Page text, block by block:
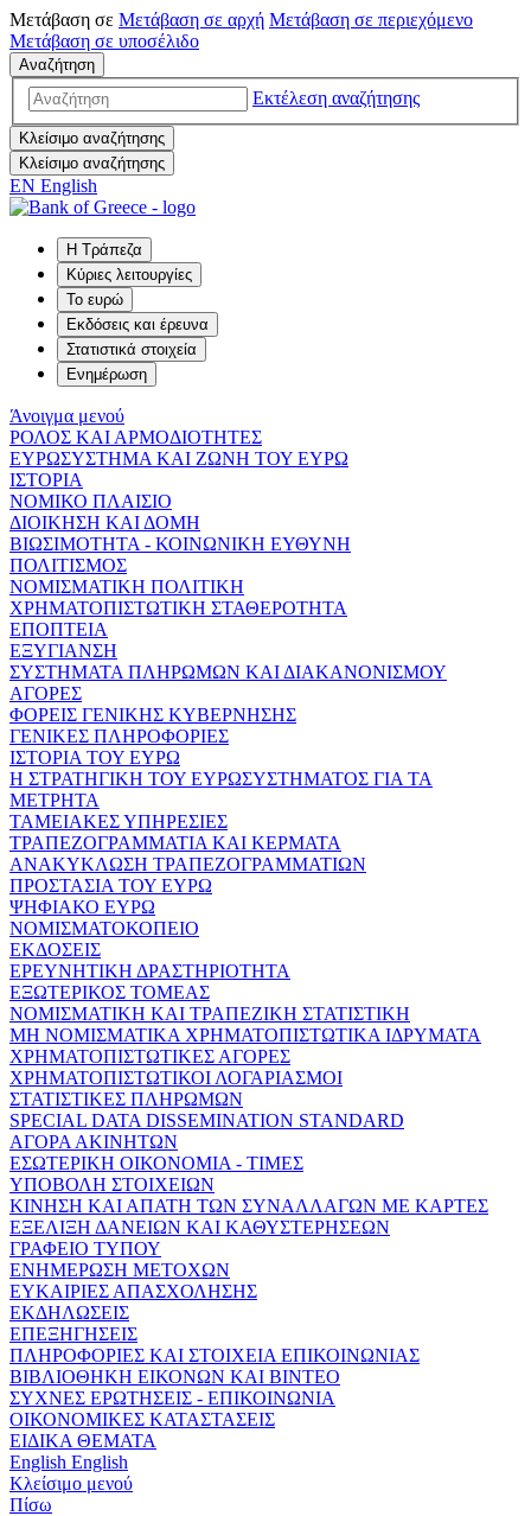
Μετάβαση σε Μετάβαση σε αρχή Μετάβαση σε περιεχόμενο
Μετάβαση σε υποσέλιδο
Αναζήτηση
Εκτέλεση αναζήτησης
Κλείσιμο αναζήτησης
Κλείσιμο αναζήτησης
EN English
Η Τράπεζα
Κύριες λειτουργίες
Το ευρώ
Εκδόσεις και έρευνα
Στατιστικά στοιχεία
Ενημέρωση
Άνοιγμα μενού
ΡΟΛΟΣ ΚΑΙ ΑΡΜΟΔΙΟΤΗΤΕΣ
ΕΥΡΩΣΥΣΤΗΜΑ ΚΑΙ ΖΩΝΗ ΤΟΥ ΕΥΡΩ
ΙΣΤΟΡΙΑ
ΝΟΜΙΚΟ ΠΛΑΙΣΙΟ
ΔΙΟΙΚΗΣΗ ΚΑΙ ΔΟΜΗ
ΒΙΩΣΙΜΟΤΗΤΑ - ΚΟΙΝΩΝΙΚΗ ΕΥΘΥΝΗ
ΠΟΛΙΤΙΣΜΟΣ
ΝΟΜΙΣΜΑΤΙΚΗ ΠΟΛΙΤΙΚΗ
ΧΡΗΜΑΤΟΠΙΣΤΩΤΙΚΗ ΣΤΑΘΕΡΟΤΗΤΑ
ΕΠΟΠΤΕΙΑ
ΕΞΥΓΙΑΝΣΗ
ΣΥΣΤΗΜΑΤΑ ΠΛΗΡΩΜΩΝ ΚΑΙ ΔΙΑΚΑΝΟΝΙΣΜΟΥ
ΑΓΟΡΕΣ
ΦΟΡΕΙΣ ΓΕΝΙΚΗΣ ΚΥΒΕΡΝΗΣΗΣ
ΓΕΝΙΚΕΣ ΠΛΗΡΟΦΟΡΙΕΣ
ΙΣΤΟΡΙΑ ΤΟΥ ΕΥΡΩ
Η ΣΤΡΑΤΗΓΙΚΗ ΤΟΥ ΕΥΡΩΣΥΣΤΗΜΑΤΟΣ ΓΙΑ ΤΑ
ΜΕΤΡΗΤΑ
ΤΑΜΕΙΑΚΕΣ ΥΠΗΡΕΣΙΕΣ
ΤΡΑΠΕΖΟΓΡΑΜΜΑΤΙΑ ΚΑΙ ΚΕΡΜΑΤΑ
ΑΝΑΚΥΚΛΩΣΗ ΤΡΑΠΕΖΟΓΡΑΜΜΑΤΙΩΝ
ΠΡΟΣΤΑΣΙΑ ΤΟΥ ΕΥΡΩ
ΨΗΦΙΑΚΟ ΕΥΡΩ
ΝΟΜΙΣΜΑΤΟΚΟΠΕΙΟ
ΕΚΔΟΣΕΙΣ
ΕΡΕΥΝΗΤΙΚΗ ΔΡΑΣΤΗΡΙΟΤΗΤΑ
ΕΞΩΤΕΡΙΚΟΣ ΤΟΜΕΑΣ
ΝΟΜΙΣΜΑΤΙΚΗ ΚΑΙ ΤΡΑΠΕΖΙΚΗ ΣΤΑΤΙΣΤΙΚΗ
ΜΗ ΝΟΜΙΣΜΑΤΙΚΑ ΧΡΗΜΑΤΟΠΙΣΤΩΤΙΚΑ ΙΔΡΥΜΑΤΑ
ΧΡΗΜΑΤΟΠΙΣΤΩΤΙΚΕΣ ΑΓΟΡΕΣ
ΧΡΗΜΑΤΟΠΙΣΤΩΤΙΚΟΙ ΛΟΓΑΡΙΑΣΜΟΙ
ΣΤΑΤΙΣΤΙΚΕΣ ΠΛΗΡΩΜΩΝ
SPECIAL DATA DISSEMINATION STANDARD
ΑΓΟΡΑ ΑΚΙΝΗΤΩΝ
ΕΣΩΤΕΡΙΚΗ ΟΙΚΟΝΟΜΙΑ - ΤΙΜΕΣ
ΥΠΟΒΟΛΗ ΣΤΟΙΧΕΙΩΝ
ΚΙΝΗΣΗ ΚΑΙ ΑΠΑΤΗ ΤΩΝ ΣΥΝΑΛΛΑΓΩΝ ΜΕ ΚΑΡΤΕΣ
ΕΞΕΛΙΞΗ ΔΑΝΕΙΩΝ ΚΑΙ ΚΑΘΥΣΤΕΡΗΣΕΩΝ
ΓΡΑΦΕΙΟ ΤΥΠΟΥ
ΕΝΗΜΕΡΩΣΗ ΜΕΤΟΧΩΝ
ΕΥΚΑΙΡΙΕΣ ΑΠΑΣΧΟΛΗΣΗΣ
ΕΚΔΗΛΩΣΕΙΣ
ΕΠΕΞΗΓΗΣΕΙΣ
ΠΛΗΡΟΦΟΡΙΕΣ ΚΑΙ ΣΤΟΙΧΕΙΑ ΕΠΙΚΟΙΝΩΝΙΑΣ
ΒΙΒΛΙΟΘΗΚΗ ΕΙΚΟΝΩΝ ΚΑΙ ΒΙΝΤΕΟ
ΣΥΧΝΕΣ ΕΡΩΤΗΣΕΙΣ - ΕΠΙΚΟΙΝΩΝΙΑ
ΟΙΚΟΝΟΜΙΚΕΣ ΚΑΤΑΣΤΑΣΕΙΣ
ΕΙΔΙΚΑ ΘΕΜΑΤΑ
English English
Κλείσιμο μενού
Πίσω